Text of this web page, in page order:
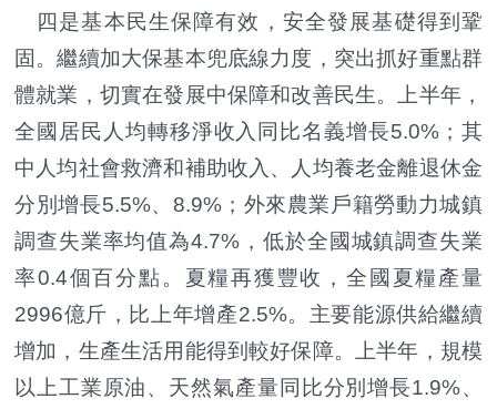
四是基本民生保障有效，安全發展基礎得到鞏
固。繼續加大保基本兜底線力度，突出抓好重點群
體就業，切實在發展中保障和改善民生。上半年，
全國居民人均轉移淨收入同比名義增長5.0%；其
中人均社會救濟和補助收入、人均養老金離退休金
分別增長5.5%、8.9%；外來農業戶籍勞動力城鎮
調查失業率均值為4.7%，低於全國城鎮調查失業
率0.4個百分點。夏糧再獲豐收，全國夏糧產量
2996億斤，比上年增產2.5%。主要能源供給繼續
增加，生產生活用能得到較好保障。上半年，規模
以上工業原油、天然氣產量同比分別增長1.9%、